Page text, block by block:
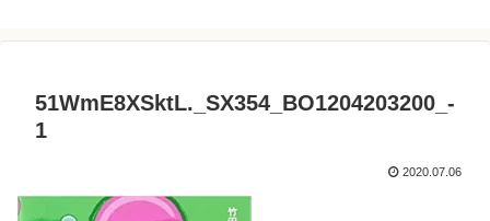
51WmE8XSktL._SX354_BO1204203200_-
1
2020.07.06